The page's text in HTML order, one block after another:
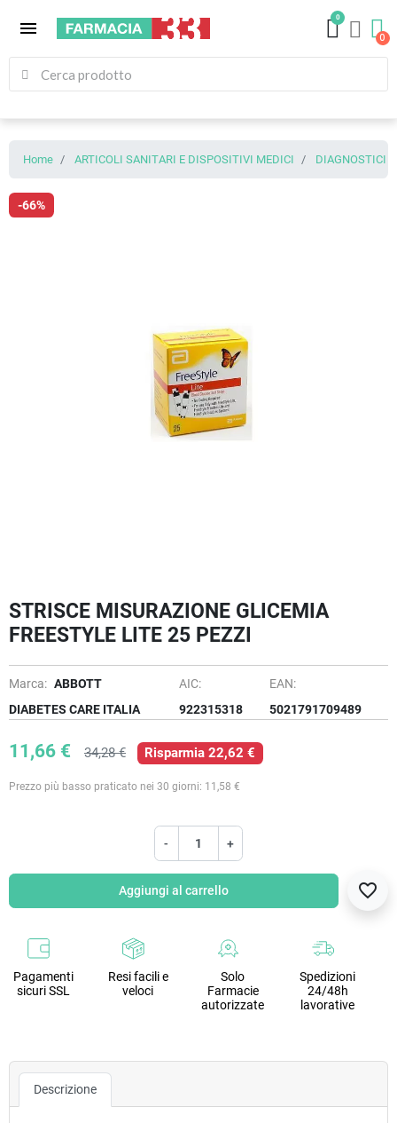
menu
0
Home ARTICOLI SANITARI E DISPOSITIVI MEDICI DIAGNOSTICI
-66%
STRISCE MISURAZIONE GLICEMIA
FREESTYLE LITE 25 PEZZI
Marca: ABBOTT
DIABETES CARE ITALIA
AIC:
922315318
EAN:
5021791709489
11,66 € 34,28 € Risparmia 22,62 €
Prezzo più basso praticato nei 30 giorni: 11,58 €
- +
Aggiungi al carrello favorite_border
Pagamenti
sicuri SSL
Resi facili e
veloci
Solo
Farmacie
autorizzate
Spedizioni
24/48h
lavorative
Descrizione